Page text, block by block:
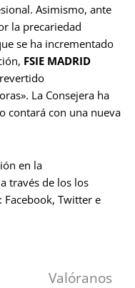
Asimismo, ante
la precariedad
se ha incrementado
FSIE MADRID
La Consejera ha
contará con una nueva
en la
través de los los
Facebook, Twitter e
Valóranos